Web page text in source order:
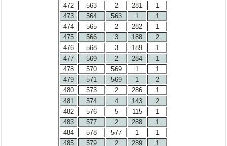
472
563 2 281
1
473
564 563 1
1
474
565 2 282
1
475
566 3 188
2
476
568 3 189
1
477
569 2 284
1
478
570 569 1
1
479
571 569 1
2
480
573 2 286
1
481
574 4 143
2
482
576 5 115
1
483
577 2 288
1
484
578 577 1
1
485
579 2 289 1